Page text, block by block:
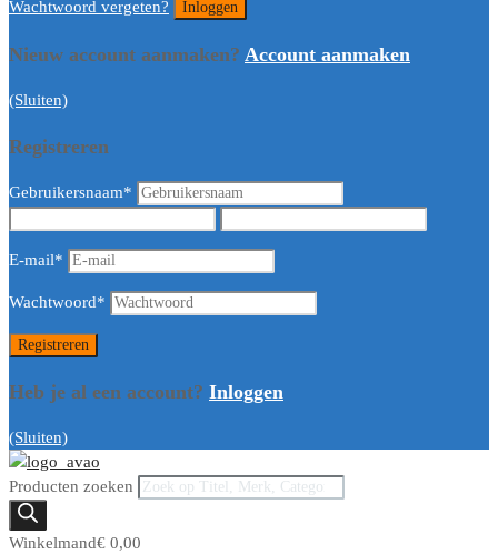
Wachtwoord vergeten?
Nieuw account aanmaken? Account aanmaken
(Sluiten)
Registreren
Gebruikersnaam*
E-mail*
Wachtwoord*
Heb je al een account? Inloggen
(Sluiten)
Producten zoeken
Winkelmand€ 0,00